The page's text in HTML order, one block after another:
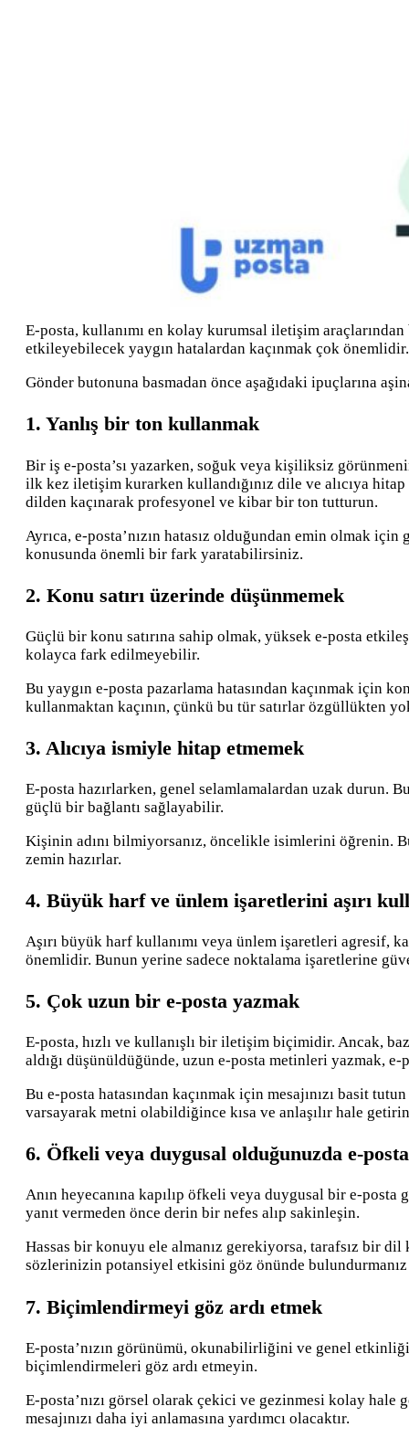
E-posta, kullanımı en kolay kurumsal iletişim
etkileyebilecek yaygın hatalardan kaçınmak çok önemlidir.
Gönder butonuna basmadan önce aşağıdaki ipuçlarına
1. Yanlış bir ton kullanmak
Bir iş e-posta’sı yazarken, soğuk veya kişiliksiz
ilk kez iletişim kurarken kullandığınız dile ve alıcıya
dilden kaçınarak profesyonel ve kibar bir ton tutturun.
Ayrıca, e-posta’nızın hatasız olduğundan emin olmak için
konusunda önemli bir fark yaratabilirsiniz.
2. Konu satırı üzerinde düşünmemek
Güçlü bir konu satırına sahip olmak, yüksek e-posta
kolayca fark edilmeyebilir.
Bu yaygın e-posta pazarlama hatasından kaçınmak için
kullanmaktan kaçının, çünkü bu tür satırlar özgüllükten
3. Alıcıya ismiyle hitap etmemek
E-posta hazırlarken, genel selamlamalardan uzak durun.
güçlü bir bağlantı sağlayabilir.
Kişinin adını bilmiyorsanız, öncelikle isimlerini
zemin hazırlar.
4. Büyük harf ve ünlem işaretlerini aşırı
Aşırı büyük harf kullanımı veya ünlem işaretleri
önemlidir. Bunun yerine sadece noktalama işaretlerine
5. Çok uzun bir e-posta yazmak
E-posta, hızlı ve kullanışlı bir iletişim biçimidir. Ancak,
aldığı düşünüldüğünde, uzun e-posta metinleri yazmak, e-
Bu e-posta hatasından kaçınmak için mesajınızı basit
varsayarak metni olabildiğince kısa ve anlaşılır hale
6. Öfkeli veya duygusal olduğunuzda e-
Anın heyecanına kapılıp öfkeli veya duygusal bir e-
yanıt vermeden önce derin bir nefes alıp sakinleşin.
Hassas bir konuyu ele almanız gerekiyorsa, tarafsız bir dil
sözlerinizin potansiyel etkisini göz önünde
7. Biçimlendirmeyi göz ardı etmek
E-posta’nızın görünümü, okunabilirliğini ve genel
biçimlendirmeleri göz ardı etmeyin.
E-posta’nızı görsel olarak çekici ve gezinmesi kolay hale
mesajınızı daha iyi anlamasına yardımcı olacaktır.